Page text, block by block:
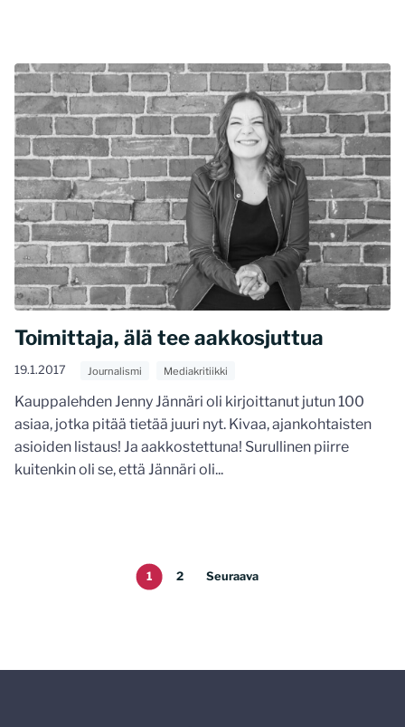
Toimittaja, älä tee aakkosjuttua
19.1.2017 Journalismi Mediakritiikki
Kauppalehden Jenny Jännäri oli kirjoittanut jutun 100
asiaa, jotka pitää tietää juuri nyt. Kivaa, ajankohtaisten
asioiden listaus! Ja aakkostettuna! Surullinen piirre
kuitenkin oli se, että Jännäri oli...
1 2 Seuraava